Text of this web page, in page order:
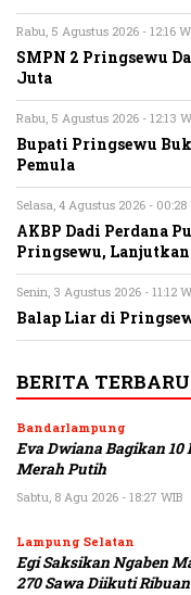
Rabu, 5 Agustus 2026 - 12:16
SMPN 2 Pringsewu
Juta
Rabu, 5 Agustus 2026 - 12:13
Bupati Pringsewu
Pemula
Selasa, 4 Agustus 2026 - 00:28
AKBP Dadi Perdana
Pringsewu,
Senin, 3 Agustus 2026 - 11:12
Balap Liar di
BERITA TERBARU
Bandarlampung
Eva Dwiana Bagikan 10
Merah Putih
Sabtu, 8 Agu 2026 - 18:27 WIB
Lampung Selatan
Egi Saksikan Ngaben
270 Sawa Diikuti